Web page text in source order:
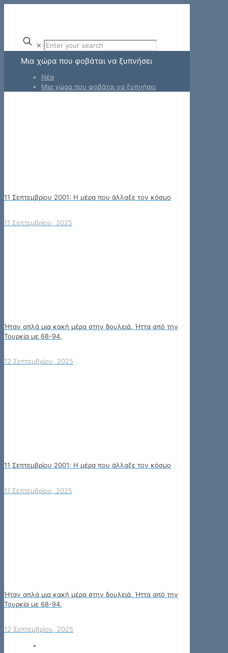
✕
Μια χώρα που φοβάται να ξυπνήσει
Νέα
Μια χώρα που φοβάται να ξυπνήσει
11 Σεπτεμβρίου 2001: Η μέρα που άλλαξε τον κόσμο
11 Σεπτεμβρίου, 2025
Ήταν απλά μια κακή μέρα στην δουλειά. Ήττα από την
Τουρκία με 68-94.
12 Σεπτεμβρίου, 2025
11 Σεπτεμβρίου 2001: Η μέρα που άλλαξε τον κόσμο
11 Σεπτεμβρίου, 2025
Ήταν απλά μια κακή μέρα στην δουλειά. Ήττα από την
Τουρκία με 68-94.
12 Σεπτεμβρίου, 2025